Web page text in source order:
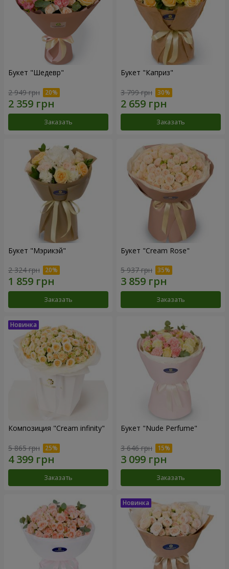
Букет "Шедевр"
2 949 грн
Заказать
Букет "Каприз"
3 799 грн
Заказать
Букет "Мэрикэй"
2 324 грн
Заказать
Букет "Cream Rose"
5 937 грн
Заказать
Композиция "Cream infinity"
5 865 грн
Заказать
Букет "Nude Perfume"
3 646 грн
Заказать